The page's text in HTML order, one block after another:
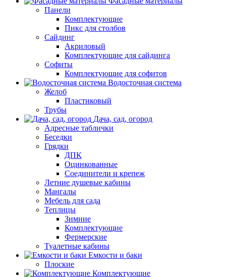
Панели
Комплектующие
Пикс для столбов
Сайдинг
Акриловый
Комплектующие для сайдинга
Софиты
Комплектующие для софитов
Водосточная система
Желоб
Пластиковый
Трубы
Дача, сад, огород
Адресные таблички
Беседки
Грядки
ДПК
Оцинкованные
Соединители и крепеж
Летние душевые кабины
Мангалы
Мебель для сада
Теплицы
Зимние
Комплектующие
Фермерские
Туалетные кабины
Емкости и баки
Плоские
Комплектующие